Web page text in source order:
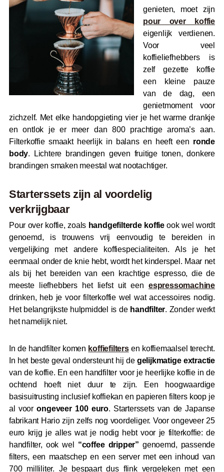
genieten, moet zijn
pour over koffie
eigenlijk verdienen.
Voor veel
koffieliefhebbers is
zelf gezette koffie
een kleine pauze
van de dag, een
genietmoment voor
zichzelf. Met elke handopgieting vier je het warme drankje
en ontlok je er meer dan 800 prachtige aroma’s aan.
Filterkoffie smaakt heerlijk in balans en heeft een ronde
body. Lichtere brandingen geven fruitige tonen, donkere
brandingen smaken meestal wat nootachtiger.
Starterssets zijn al voordelig
verkrijgbaar
Pour over koffie, zoals handgefilterde koffie ook wel wordt
genoemd, is trouwens vrij eenvoudig te bereiden in
vergelijking met andere koffiespecialiteiten. Als je het
eenmaal onder de knie hebt, wordt het kinderspel. Maar net
als bij het bereiden van een krachtige espresso, die de
meeste liefhebbers het liefst uit een espressomachine
drinken, heb je voor filterkoffie wel wat accessoires nodig.
Het belangrijkste hulpmiddel is de handfilter. Zonder werkt
het namelijk niet.
In de handfilter komen koffiefiltersen koffiemaalsel terecht.
In het beste geval ondersteunt hij de gelijkmatige extractie
van de koffie. En een handfilter voor je heerlijke koffie in de
ochtend hoeft niet duur te zijn. Een hoogwaardige
basisuitrusting inclusief koffiekan en papieren filters koop je
al voorongeveer 100 euro. Starterssets van de Japanse
fabrikant Hario zijn zelfs nog voordeliger. Voor ongeveer 25
euro krijg je alles wat je nodig hebt voor je filterkoffie: de
handfilter, ook wel “coffee dripper” genoemd, passende
filters, een maatschep en een server met een inhoud van
700 milliliter. Je bespaart dus flink vergeleken met een